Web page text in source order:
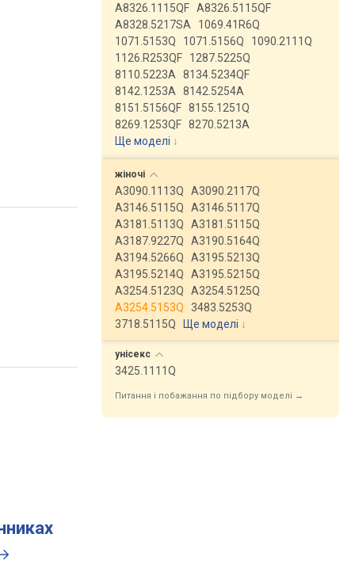
A8326.1115QF A8326.5115QF
A8328.5217SA
1069.41R6Q
1071.5153Q
1071.5156Q
1090.2111Q
1126.R253QF
1287.5225Q
8110.5223A
8134.5234QF
8142.1253A
8142.5254A
8151.5156QF 8155.1251Q
8269.1253QF 8270.5213A
Ще моделі ↓
жіночі
A3090.1113Q
A3090.2117Q
A3146.5115Q
A3146.5117Q
A3181.5113Q
A3181.5115Q
A3187.9227Q
A3190.5164Q
A3194.5266Q
A3195.5213Q
A3195.5214Q
A3195.5215Q
A3254.5123Q
A3254.5125Q
A3254.5153Q
3483.5253Q
3718.5115Q
Ще моделі ↓
унісекс
3425.1111Q
Питання і побажання по підбору моделі →